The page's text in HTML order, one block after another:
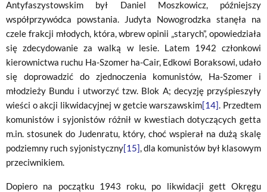
Antyfaszystowskim był Daniel Moszkowicz, późniejszy
współprzywódca powstania. Judyta Nowogrodzka stanęła na
czele frakcji młodych, która, wbrew opinii „starych”, opowiedziała
się zdecydowanie za walką w lesie. Latem 1942 członkowi
kierownictwa ruchu Ha-Szomer ha-Cair, Edkowi Boraksowi, udało
się doprowadzić do zjednoczenia komunistów, Ha-Szomer i
młodzieży Bundu i utworzyć tzw. Blok A; decyzję przyśpieszyły
wieści o akcji likwidacyjnej w getcie warszawskim[14] . Przedtem
komunistów i syjonistów różnił w kwestiach dotyczących getta
m.in. stosunek do Judenratu, który, choć wspierał na dużą skalę
podziemny ruch syjonistyczny[15] , dla komunistów był klasowym
przeciwnikiem.
Dopiero na początku 1943 roku, po likwidacji gett Okręgu